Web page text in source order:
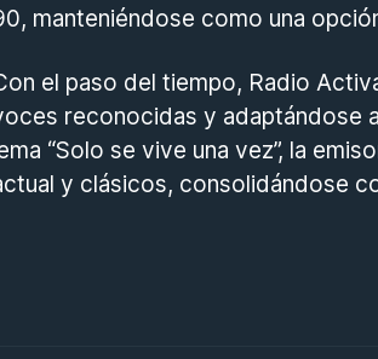
manteniéndose como una
el paso del tiempo, Radio
reconocidas y adaptándose
“Solo se vive una vez”, la
y clásicos, consolidándose